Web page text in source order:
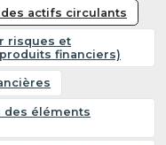
actifs circulants
risques et
financiers)
des éléments